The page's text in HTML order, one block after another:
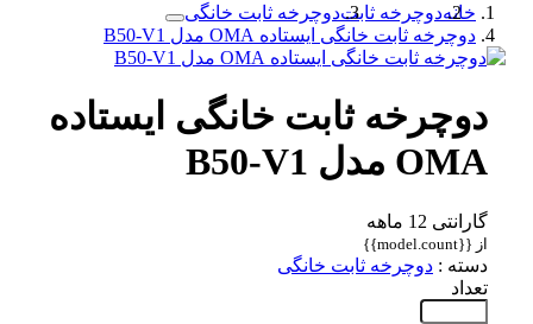
خانهدوچرخه ثابتدوچرخه ثابت خانگی
دوچرخه ثابت خانگی ایستاده OMA مدل B50-V1
دوچرخه ثابت خانگی ایستاده
OMA مدل B50-V1
گارانتی 12 ماهه
دسته :دوچرخه ثابت خانگی